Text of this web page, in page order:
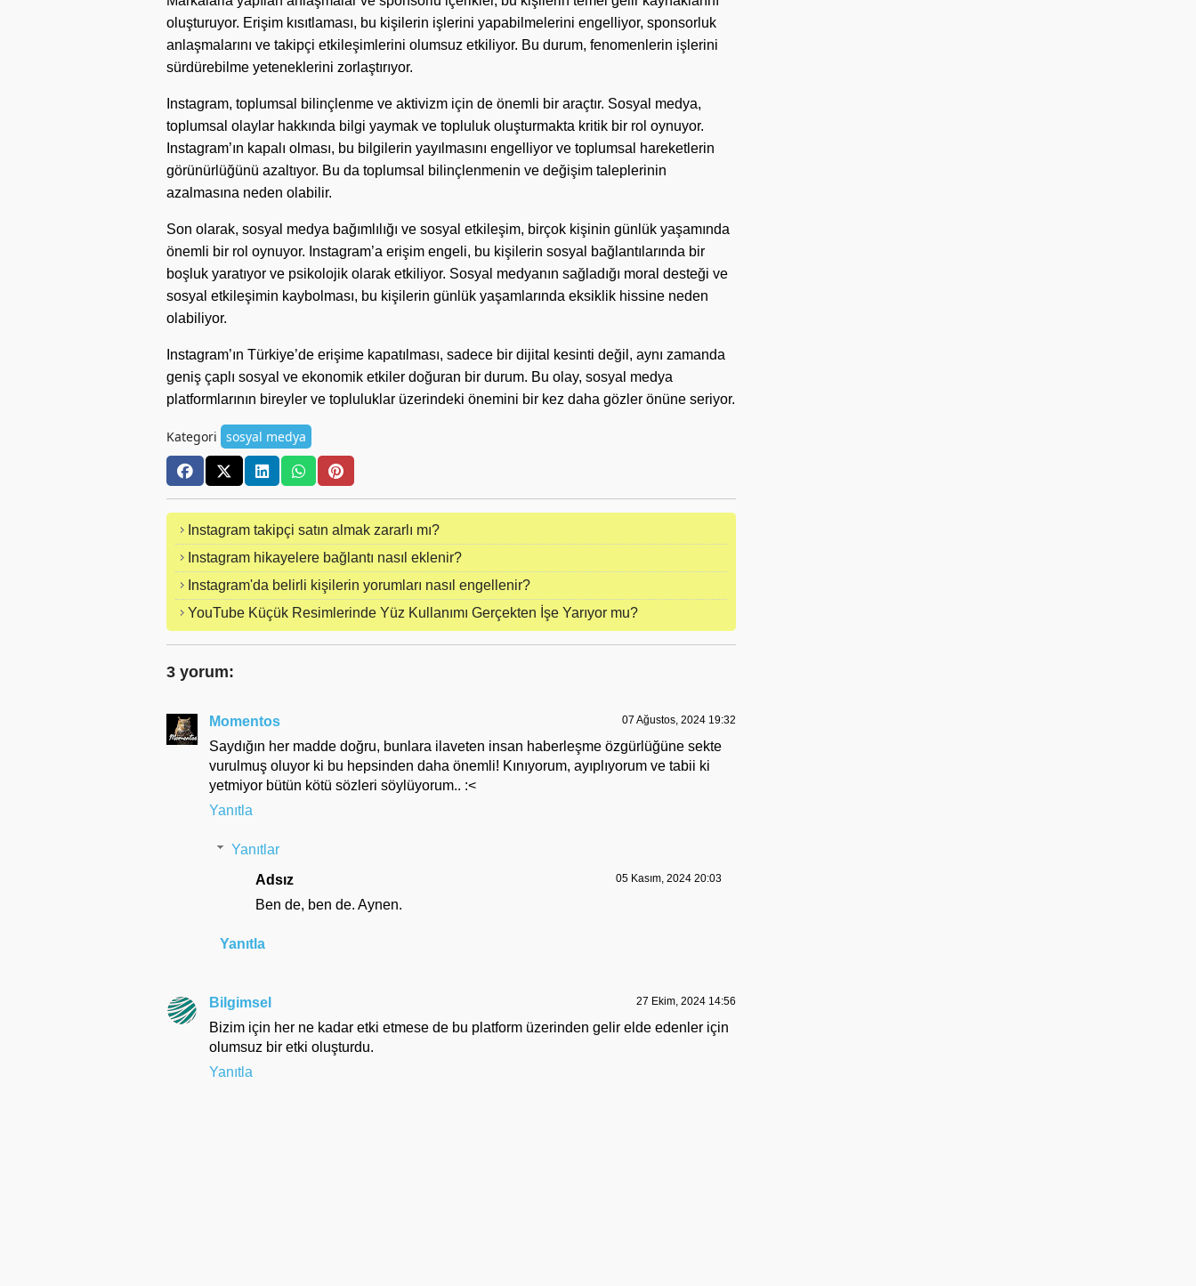
oluşturuyor. Erişim kısıtlaması, bu kişilerin işlerini yapabilmelerini engelliyor, sponsorluk
anlaşmalarını ve takipçi etkileşimlerini olumsuz etkiliyor. Bu durum, fenomenlerin işlerini
sürdürebilme yeteneklerini zorlaştırıyor.
Instagram, toplumsal bilinçlenme ve aktivizm için de önemli bir araçtır. Sosyal medya,
toplumsal olaylar hakkında bilgi yaymak ve topluluk oluşturmakta kritik bir rol oynuyor.
Instagram’ın kapalı olması, bu bilgilerin yayılmasını engelliyor ve toplumsal hareketlerin
görünürlüğünü azaltıyor. Bu da toplumsal bilinçlenmenin ve değişim taleplerinin
azalmasına neden olabilir.
Son olarak, sosyal medya bağımlılığı ve sosyal etkileşim, birçok kişinin günlük yaşamında
önemli bir rol oynuyor. Instagram’a erişim engeli, bu kişilerin sosyal bağlantılarında bir
boşluk yaratıyor ve psikolojik olarak etkiliyor. Sosyal medyanın sağladığı moral desteği ve
sosyal etkileşimin kaybolması, bu kişilerin günlük yaşamlarında eksiklik hissine neden
olabiliyor.
Instagram’ın Türkiye’de erişime kapatılması, sadece bir dijital kesinti değil, aynı zamanda
geniş çaplı sosyal ve ekonomik etkiler doğuran bir durum. Bu olay, sosyal medya
platformlarının bireyler ve topluluklar üzerindeki önemini bir kez daha gözler önüne seriyor.
Kategori sosyal medya
Instagram takipçi satın almak zararlı mı?
Instagram hikayelere bağlantı nasıl eklenir?
Instagram'da belirli kişilerin yorumları nasıl engellenir?
YouTube Küçük Resimlerinde Yüz Kullanımı Gerçekten İşe Yarıyor mu?
3 yorum:
Momentos 07 Ağustos, 2024 19:32
Saydığın her madde doğru, bunlara ilaveten insan haberleşme özgürlüğüne sekte
vurulmuş oluyor ki bu hepsinden daha önemli! Kınıyorum, ayıplıyorum ve tabii ki
yetmiyor bütün kötü sözleri söylüyorum.. :<
Yanıtla
Yanıtlar
Adsız
05 Kasım, 2024 20:03
Ben de, ben de. Aynen.
Yanıtla
Bilgimsel 27 Ekim, 2024 14:56
Bizim için her ne kadar etki etmese de bu platform üzerinden gelir elde edenler için
olumsuz bir etki oluşturdu.
Yanıtla